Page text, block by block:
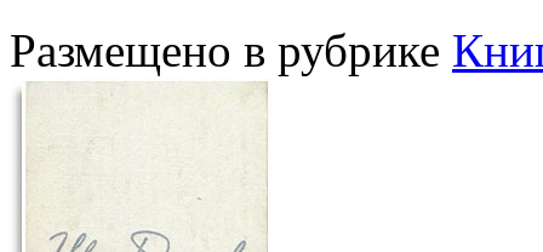
Размещено в рубрике